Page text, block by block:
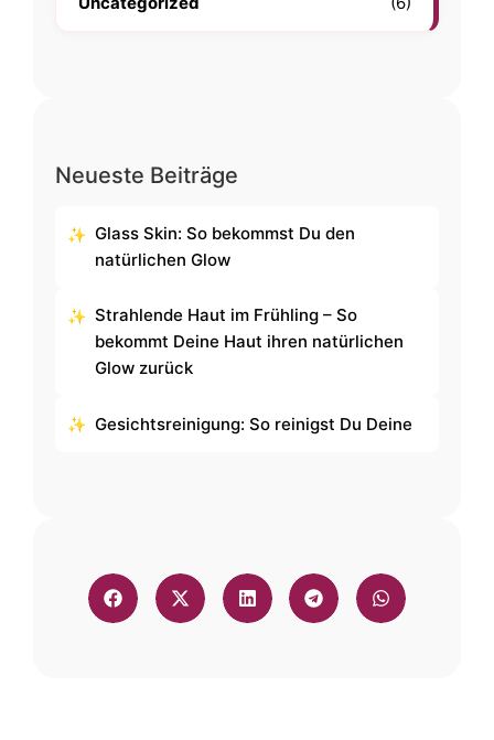
Neueste Beiträge
Glass Skin: So bekommst Du den
natürlichen Glow
Strahlende Haut im Frühling – So
bekommt Deine Haut ihren natürlichen
Glow zurück
Gesichtsreinigung: So reinigst Du Deine